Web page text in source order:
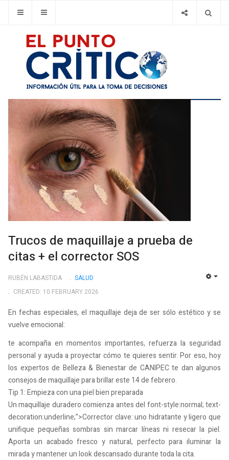
Trucos de maquillaje a prueba de
citas + el corrector SOS
RUBÉN LABASTIDA
SALUD
CREATED: 10 FEBRUARY 2026
En fechas especiales, el maquillaje deja de ser sólo estético y se
vuelve emocional:
te acompaña en momentos importantes, refuerza la seguridad
personal y ayuda a proyectar cómo te quieres sentir. Por eso, hoy
los expertos de Belleza & Bienestar de CANIPEC te dan algunos
consejos de maquillaje para brillar este 14 de febrero.
Tip 1: Empieza con una piel bien preparada
Un maquillaje duradero comienza antes del font-style:normal; text-
decoration:underline;">Corrector clave: uno hidratante y ligero que
unifique pequeñas sombras sin marcar líneas ni resecar la piel.
Aporta un acabado fresco y natural, perfecto para iluminar la
mirada y mantener un look descansado durante toda la cita.